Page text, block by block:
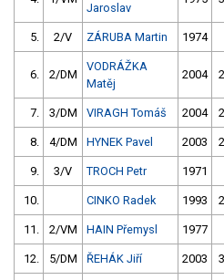
Jaroslav
5. 2/V ZÁRUBA Martin 1974
6. 2/DM
VODRÁŽKA
Matěj
2004 2
7. 3/DM VIRAGH Tomáš 2004 2
8. 4/DM HYNEK Pavel 2003 2
9. 3/V TROCH Petr 1971
10. CINKO Radek 1993 2
11. 2/VM HAIN Přemysl 1977
12. 5/DM ŘEHÁK Jiří 2003 3